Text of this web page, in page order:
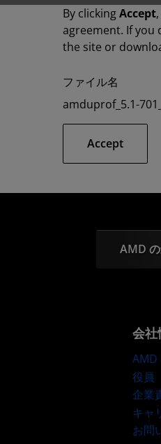
By clickingAccept
agreement. If you
the site or
ファイル名
amduprof_5.1-
Accept
AMD
会社
AMD
役員
企業
キャ
お問